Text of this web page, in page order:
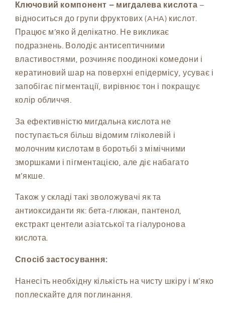
Ключовий компонент – мигдалева кислота –
відноситься до групи фруктових (AHA) кислот.
Працює м’яко й делікатно. Не викликає
подразнень. Володіє антисептичними
властивостями, розчиняє поодинокі комедони і
кератиновий шар на поверхні епідермісу, усуває і
запобігає пігментації, вирівнює тон і покращує
колір обличчя.
За ефективністю мигдальна кислота не
поступається більш відомим гліколевій і
молочним кислотам в боротьбі з мімічними
зморшками і пігментацією, але діє набагато
м’якше.
Також у складі такі зволожувачі як та
антиоксиданти як: бета-глюкан, пантенол,
екстракт центели азіатської та гіалуронова
кислота.
Спосіб застосування:
Нанесіть необхідну кількість на чисту шкіру і м’яко
поплескайте для поглинання.